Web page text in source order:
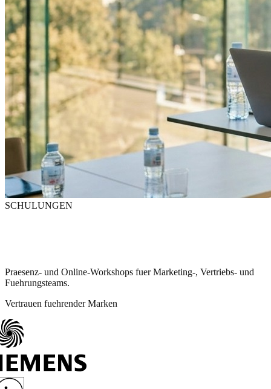
SCHULUNGEN
Praesenz- und Online-Workshops fuer Marketing-, Vertriebs- und
Fuehrungsteams.
Vertrauen fuehrender Marken